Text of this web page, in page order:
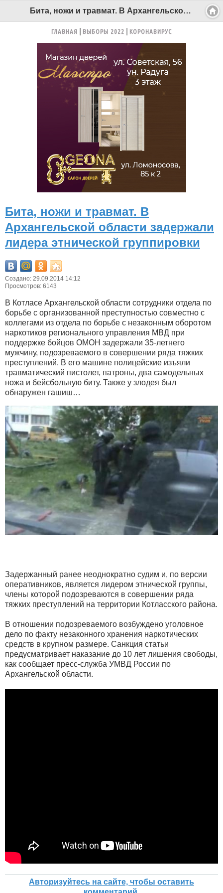
Бита, ножи и травмат. В Архангельской области задержали лидера этнической группировки - Беломорканал Северодвинск tv29.ru
ГЛАВНАЯ ВЫБОРЫ 2022 КОРОНАВИРУС
Бита, ножи и травмат. В
Архангельской области задержали
лидера этнической группировки
Создано: 29.09.2014 14:12
Просмотров: 6143
В Котласе Архангельской области сотрудники отдела по
борьбе с организованной преступностью совместно с
коллегами из отдела по борьбе с незаконным оборотом
наркотиков регионального управления МВД при
поддержке бойцов ОМОН задержали 35-летнего
мужчину, подозреваемого в совершении ряда тяжких
преступлений. В его машине полицейские изъяли
травматический пистолет, патроны, два самодельных
ножа и бейсбольную биту. Также у злодея был
обнаружен гашиш…
Задержанный ранее неоднократно судим и, по версии
оперативников, является лидером этнической группы,
члены которой подозреваются в совершении ряда
тяжких преступлений на территории Котласского района.
В отношении подозреваемого возбуждено уголовное
дело по факту незаконного хранения наркотических
средств в крупном размере. Санкция статьи
предусматривает наказание до 10 лет лишения свободы,
как сообщает пресс-служба УМВД России по
Архангельской области.
Авторизуйтесь на сайте, чтобы оставить